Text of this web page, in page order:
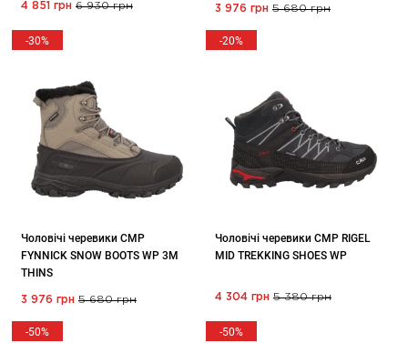
4 851 грн 6 930 грн 3 976 грн 5 680 грн
-30%
Чоловічі черевики CMP
FYNNICK SNOW BOOTS WP 3M
THINS
3 976 грн 5 680 грн
-20%
Чоловічі черевики CMP RIGEL
MID TREKKING SHOES WP
4 304 грн 5 380 грн
-50% -50%